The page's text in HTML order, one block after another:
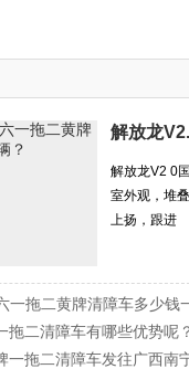
解放龙
解放龙V2 0
室外观，堆
上扬，跟进
一拖二黄牌清障车多少钱
拖二清障车有哪些优势呢
一拖二清障车发往广西南